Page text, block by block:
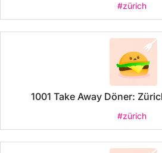
#zürich
1001 Take Away Döner:
#zürich